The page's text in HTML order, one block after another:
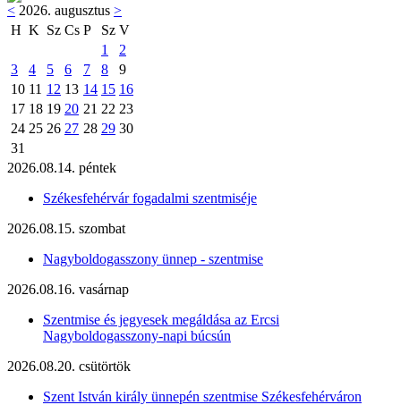
< 2026. augusztus >
H K Sz Cs P Sz V
1
2
3
4 5 6 7 8
9
10 11 12 13 14 15 16
17 18 19 20 21 22 23
24 25 26 27 28 29 30
31
2026.08.14. péntek
Székesfehérvár fogadalmi szentmiséje
2026.08.15. szombat
Nagyboldogasszony ünnep - szentmise
2026.08.16. vasárnap
Szentmise és jegyesek megáldása az Ercsi
Nagyboldogasszony-napi búcsún
2026.08.20. csütörtök
Szent István király ünnepén szentmise Székesfehérváron